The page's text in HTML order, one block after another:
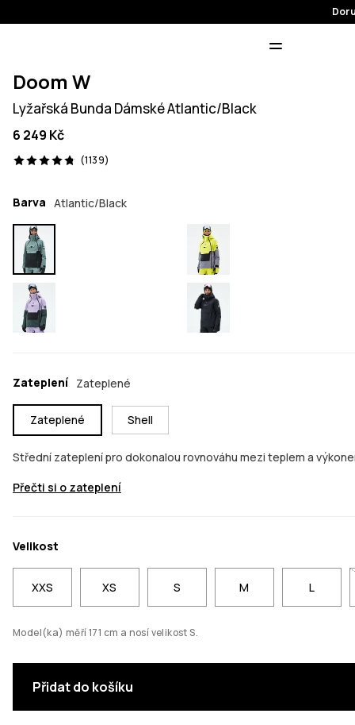
Doom W
Lyžařská Bunda Dámské Atlantic/Black
6 249 Kč
(1139)
1139 recenze, 4.8/5
Barva Atlantic/Black
Zateplení Zateplené
Zateplené Shell
Střední zateplení pro dokonalou rovnováhu mezi teplem a
Přečti si o zateplení
Velikost
XXS XS S M L
Model(ka) měří 171 cm a nosí velikost S.
Přidat do košíku